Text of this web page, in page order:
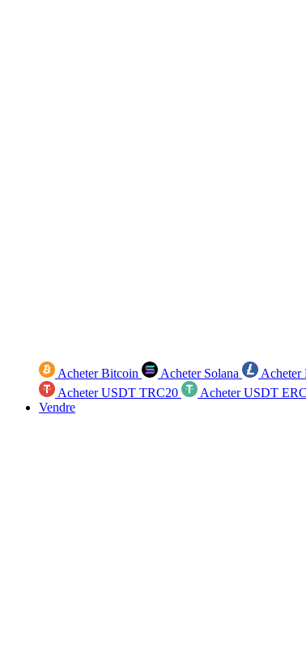
Acheter Bitcoin Acheter Solana Acheter
Acheter USDT TRC20
Acheter USDT
Vendre